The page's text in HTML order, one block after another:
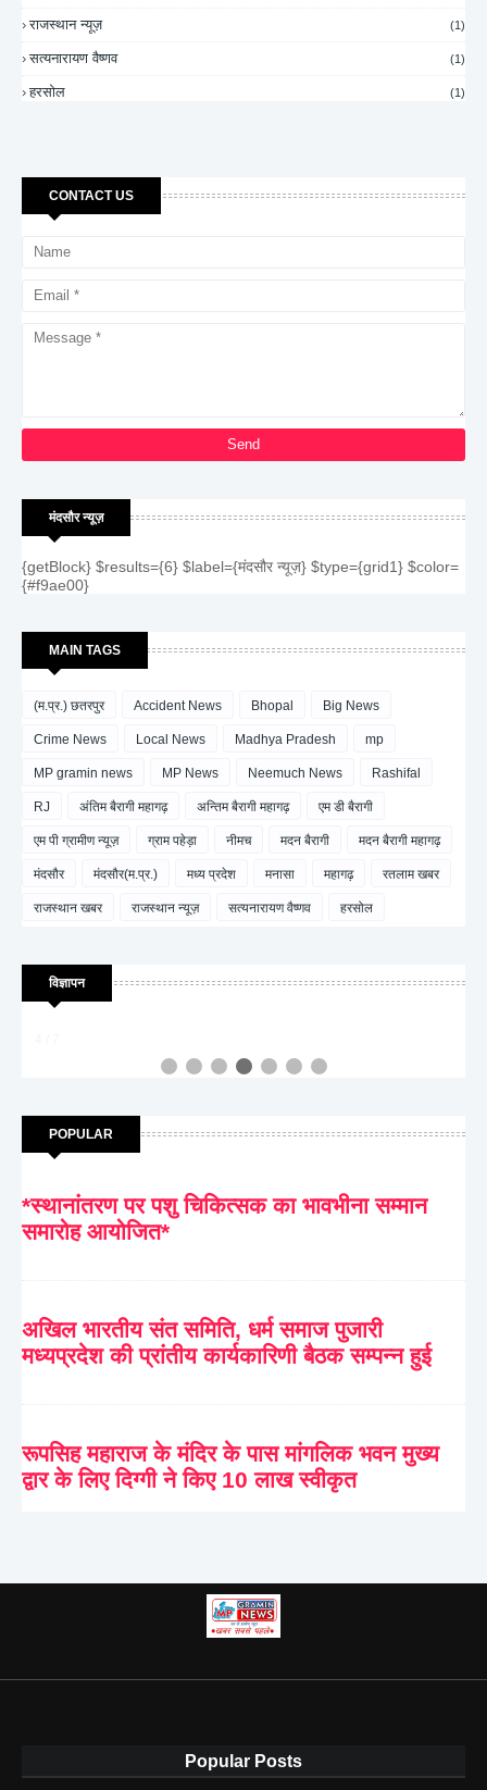
राजस्थान न्यूज़ (1)
सत्यनारायण वैष्णव (1)
हरसोल (1)
CONTACT US
मंदसौर न्यूज़
{getBlock} $results={6} $label={मंदसौर न्यूज़} $type={grid1} $color=
{#f9ae00}
MAIN TAGS
(म.प्र.) छतरपुर Accident News Bhopal Big News
Crime News Local News Madhya Pradesh mp
MP gramin news MP News Neemuch News Rashifal
RJ अंतिम बैरागी महागढ़ अन्तिम बैरागी महागढ़ एम डी बैरागी
एम पी ग्रामीण न्यूज़ ग्राम पहेड़ा नीमच मदन बैरागी मदन बैरागी महागढ़
मंदसौर मंदसौर(म.प्र.) मध्य प्रदेश मनासा महागढ़ रतलाम खबर
राजस्थान खबर राजस्थान न्यूज़ सत्यनारायण वैष्णव हरसोल
विज्ञापन
POPULAR
*स्थानांतरण पर पशु चिकित्सक का भावभीना सम्मान
समारोह आयोजित*
अखिल भारतीय संत समिति, धर्म समाज पुजारी
मध्यप्रदेश की प्रांतीय कार्यकारिणी बैठक सम्पन्न हुई
रूपसिह महाराज के मंदिर के पास मांगलिक भवन मुख्य
द्वार के लिए दिग्गी ने किए 10 लाख स्वीकृत
Popular Posts